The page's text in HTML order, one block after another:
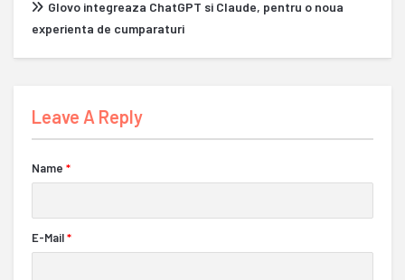
Glovo integreaza ChatGPT si Claude, pentru o noua
experienta de cumparaturi
Leave A Reply
Name *
E-Mail*